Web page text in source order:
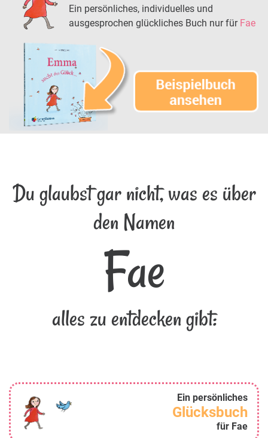
Ein persönliches, individuelles und
ausgesprochen glückliches Buch nur für Fae
Du glaubst gar nicht, was es über
den Namen
Fae
alles zu entdecken gibt:
Ein persönliches
Glücksbuch
für Fae